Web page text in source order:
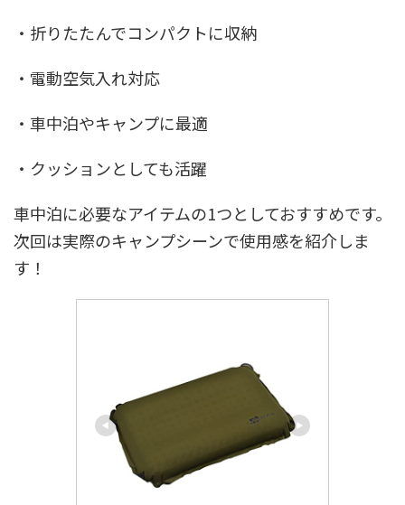
・折りたたんでコンパクトに収納
・電動空気入れ対応
・車中泊やキャンプに最適
・クッションとしても活躍
車中泊に必要なアイテムの1つとしておすすめです。
次回は実際のキャンプシーンで使用感を紹介しま
す！